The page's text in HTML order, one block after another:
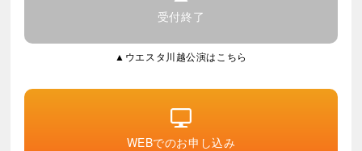
※当日本人確認をさせていただく場合がございます。
※出演者並びにスケジュール変更の際は何卒ご了承く
ださいませ。出演者変更の場合でも他日への変更・払
い戻しはいたしかねます。
※ご購入枚数のうち、１枚でも転売が発覚した場合入
受付終了
▲ウエスタ川越公演はこちら
WEBでのお申し込み